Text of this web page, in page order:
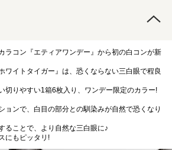
ラコン『エティアワンデー』から初の白コンが新
ワイトタイガー』は、恐くならない三白眼で程良
切りやすい1箱6枚入り、ワンデー限定のカラー!
ョンで、白目の部分との馴染みが自然で恐くなり
ることで、より自然な三白眼に♪
にもピッタリ!